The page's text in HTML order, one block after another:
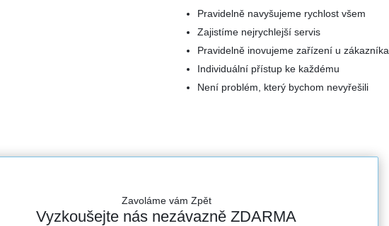
Pravidelně navyšujeme rychlost všem
Zajistíme nejrychlejší servis
Pravidelně inovujeme zařízení u zákazníka
Individuální přístup ke každému
Není problém, který bychom nevyřešili
Zavoláme vám Zpět
Vyzkoušejte nás nezávazně ZDARMA